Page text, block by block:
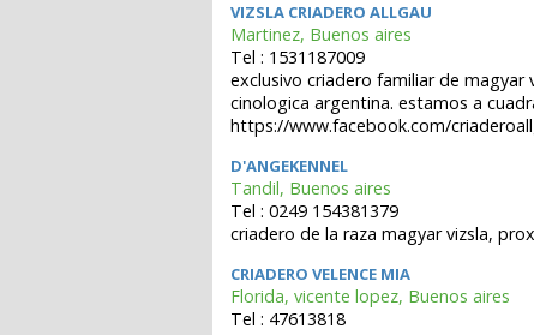
VIZSLA CRIADERO ALLGAU
Martinez, Buenos aires
Tel : 1531187009
exclusivo criadero familiar de
cinologica argentina. estamos a
https://www.facebook.com/
D'ANGEKENNEL
Tandil, Buenos aires
Tel : 0249 154381379
criadero de la raza magyar vizsla,
CRIADERO VELENCE MIA
Florida, vicente lopez, Buenos aires
Tel : 47613818